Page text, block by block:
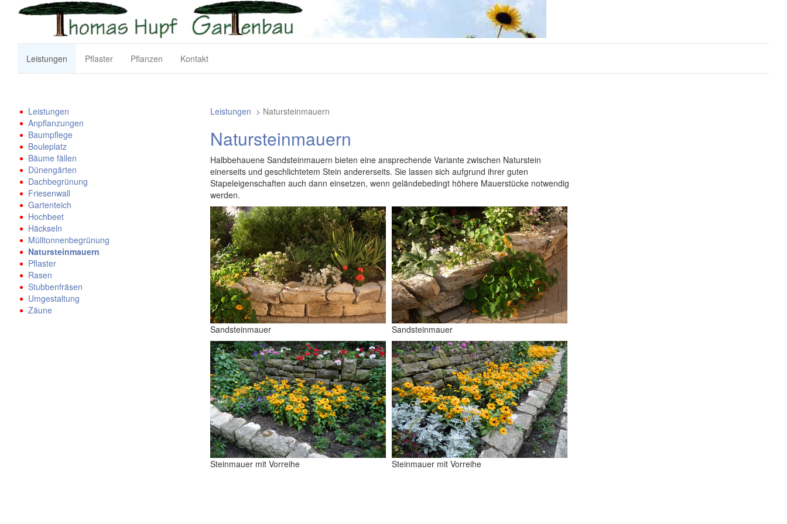
Leistungen Pflaster Pflanzen Kontakt
Leistungen
Anpflanzungen
Baumpflege
Bouleplatz
Bäume fällen
Dünengärten
Dachbegrünung
Friesenwall
Gartenteich
Hochbeet
Häckseln
Mülltonnenbegrünung
Natursteinmauern
Pflaster
Rasen
Stubbenfräsen
Umgestaltung
Zäune
Leistungen Natursteinmauern
Natursteinmauern
Halbbehauene Sandsteinmauern bieten eine ansprechende Variante zwischen Naturstein
einerseits und geschlichtetem Stein andererseits. Sie lassen sich aufgrund ihrer guten
Stapeleigenschaften auch dann einsetzen, wenn geländebedingt höhere Mauerstücke notwendig
werden.
Sandsteinmauer Sandsteinmauer
Steinmauer mit Vorreihe Steinmauer mit Vorreihe